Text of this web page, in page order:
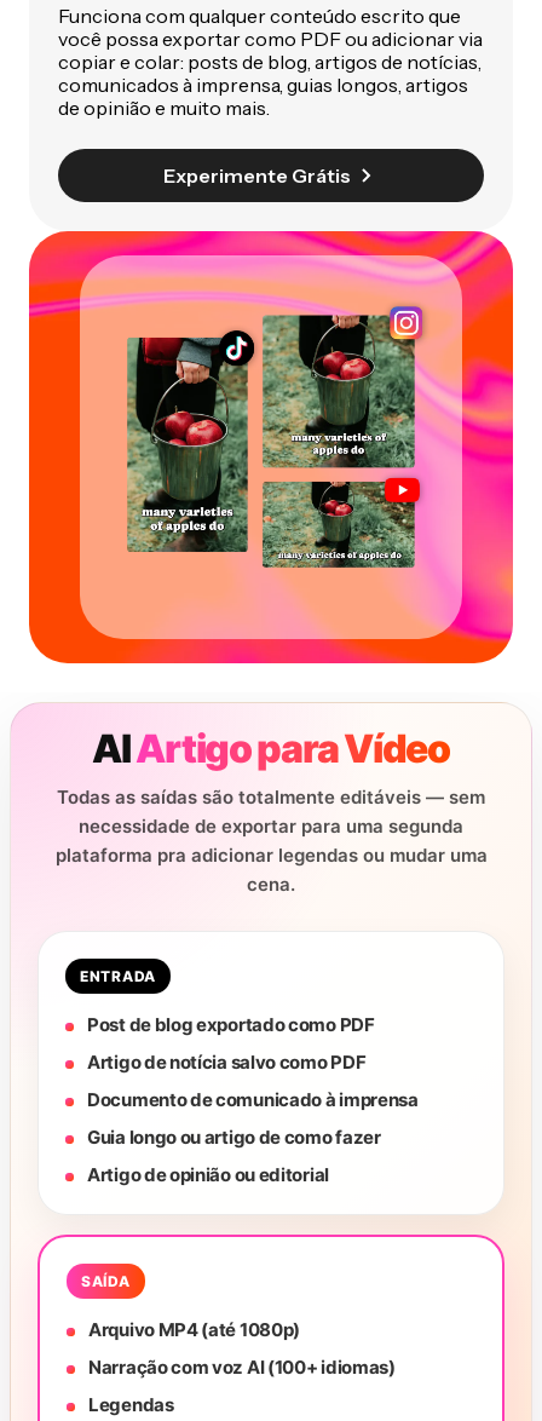
Funciona com qualquer conteúdo escrito que
você possa exportar como PDF ou adicionar via
copiar e colar: posts de blog, artigos de notícias,
comunicados à imprensa, guias longos, artigos
de opinião e muito mais.
Experimente Grátis